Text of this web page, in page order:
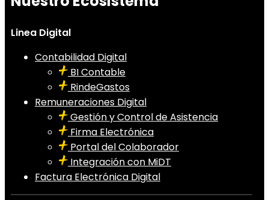
Linea Digital
Contabilidad Digital
BI Contable
RindeGastos
Remuneraciones Digital
Gestión y Control de Asistencia
Firma Electrónica
Portal del Colaborador
Integración con MiDT
Factura Electrónica Digital